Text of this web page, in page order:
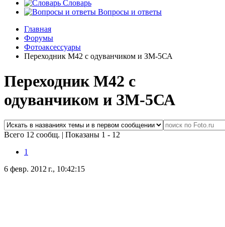
Словарь
Вопросы и ответы
Главная
Форумы
Фотоаксессуары
Переходник М42 с одуванчиком и ЗМ-5СА
Переходник М42 с
одуванчиком и ЗМ-5СА
Всего 12 сообщ. | Показаны 1 - 12
1
6 февр. 2012 г., 10:42:15